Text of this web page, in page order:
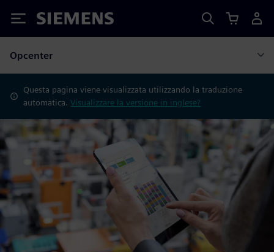
Siemens
Opcenter
Questa pagina viene visualizzata utilizzando la traduzione
automatica.Visualizzare la versione in inglese?